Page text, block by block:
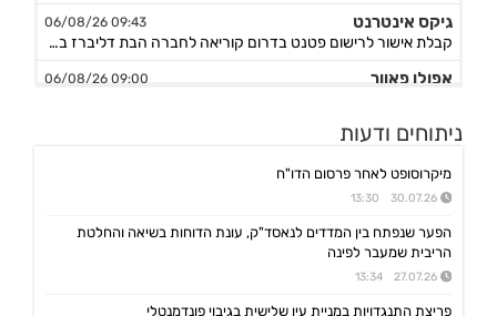
גיקס אינטרנט
קבלת אישור לרישום פטנט בדרום קוריאה לחברה הבת דליברז בתחום ניווט מתקדם לרכבים ורובוטים
אפולו פאוור
הזמנת עבודה מאמזון להקמת קירוי סולארי לחניה בצרפת בסך של כ-2 מ'ש"ח,המשך
ג'ין טכנולוגיות
הסכם רישיון ושירותי פיתוח עם תאגיד בנקאי בישראל,פרטים
גולף
מצגת שוק ההון - דוח רבעון שני 2026
קיסטון אינפרא 08:30 06/08/26
ניתוחים ודעות
מיקרוסופט לאחר פרסום הדו"ח
30.07.26 13:30
הפער שנפתח בין המדדים לנאסד"ק, עונת הדוחות בשיאה והחלטת
הריבית שמעבר לפינה
27.07.26 13:34
פריצת התנגדויות במניית עין שלישית בגיבוי פונדמנטלי